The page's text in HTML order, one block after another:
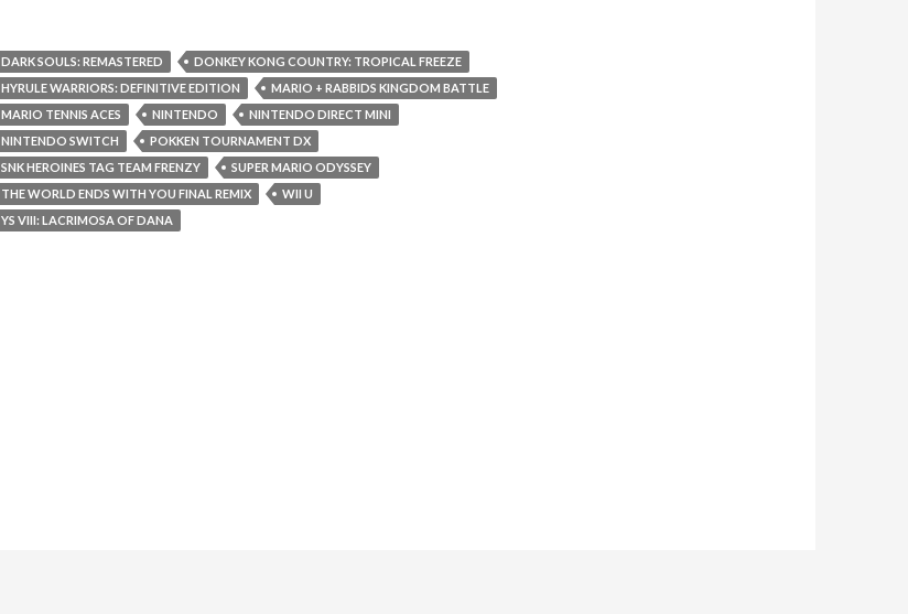
DARK SOULS: REMASTERED
DONKEY KONG COUNTRY: TROPICAL FREEZE
HYRULE WARRIORS: DEFINITIVE EDITION
MARIO + RABBIDS KINGDOM BATTLE
MARIO TENNIS ACES
NINTENDO
NINTENDO DIRECT MINI
NINTENDO SWITCH
POKKEN TOURNAMENT DX
SNK HEROINES TAG TEAM FRENZY
SUPER MARIO ODYSSEY
THE WORLD ENDS WITH YOU FINAL REMIX
WII U
YS VIII: LACRIMOSA OF DANA